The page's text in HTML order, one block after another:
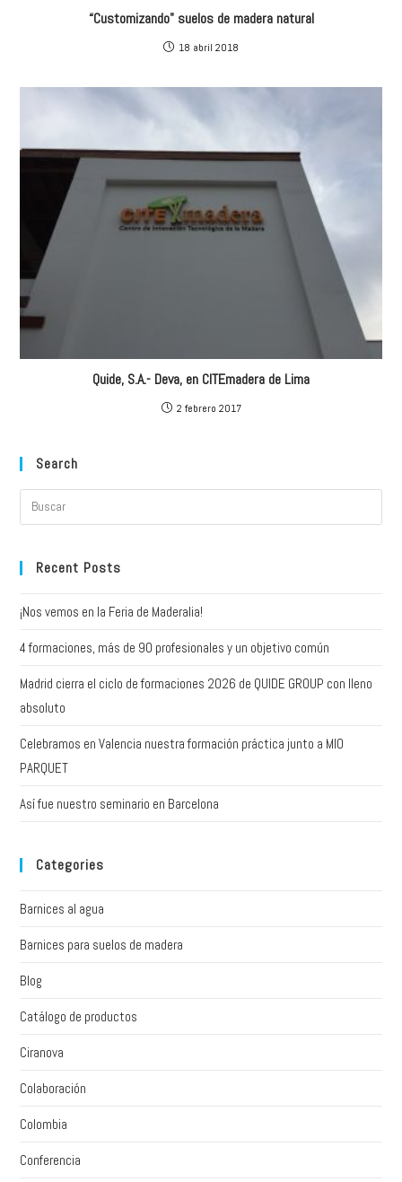
“Customizando" suelos de madera natural
18 abril 2018
Quide, S.A.- Deva, en CITEmadera de Lima
2 febrero 2017
Search
Recent Posts
¡Nos vemos en la Feria de Maderalia!
4 formaciones, más de 90 profesionales y un objetivo común
Madrid cierra el ciclo de formaciones 2026 de QUIDE GROUP con lleno
absoluto
Celebramos en Valencia nuestra formación práctica junto a MIO
PARQUET
Así fue nuestro seminario en Barcelona
Categories
Barnices al agua
Barnices para suelos de madera
Blog
Catálogo de productos
Ciranova
Colaboración
Colombia
Conferencia